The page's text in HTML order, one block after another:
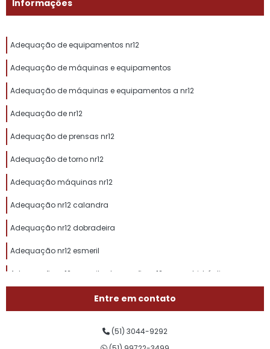
Informações
Adequação de equipamentos nr12
Adequação de máquinas e equipamentos
Adequação de máquinas e equipamentos a nr12
Adequação de nr12
Adequação de prensas nr12
Adequação de torno nr12
Adequação máquinas nr12
Adequação nr12 calandra
Adequação nr12 dobradeira
Adequação nr12 esmeril
Adequação nr12 esmeril adequação nr12 prensa hidráulica
Adequação nr12 fresadora
Adequação nr12 ponte rolante
Entre em contato
(51) 3044-9292